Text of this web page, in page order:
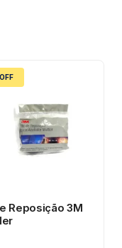
Reposição 3M